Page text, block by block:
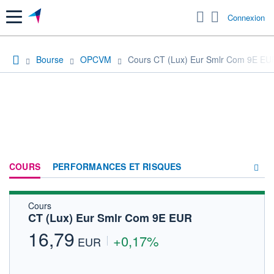
Menu Connexion
Bourse OPCVM Cours CT (Lux) Eur Smlr Com 9E
COURS PERFORMANCES ET RISQUES
Cours
CT (Lux) Eur Smlr Com 9E EUR
16,79 EUR +0,17%